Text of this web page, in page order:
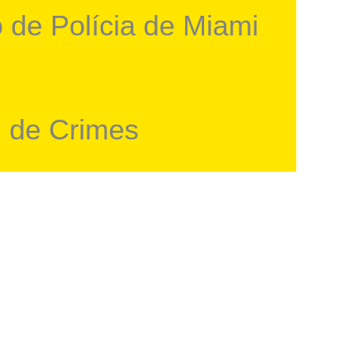
de Polícia de Miami
de Crimes